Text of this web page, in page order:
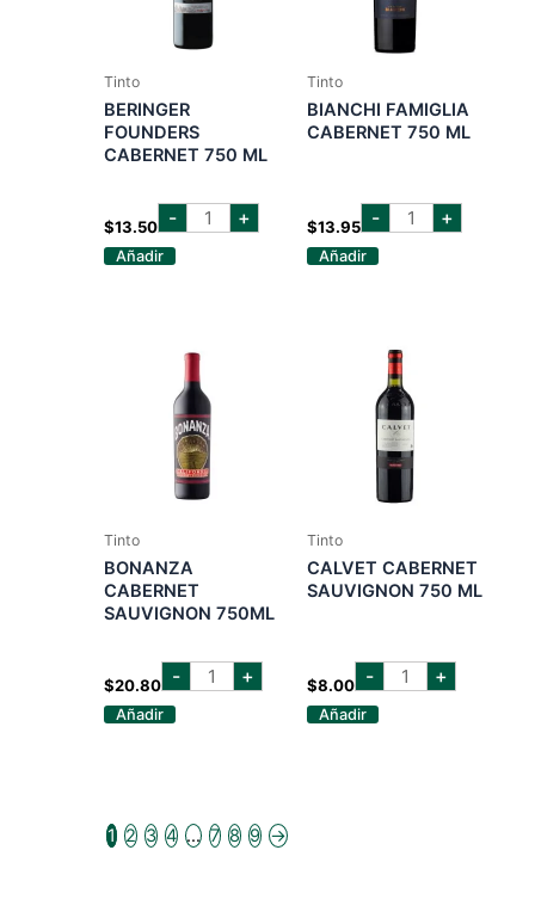
Tinto
BERINGER
FOUNDERS
CABERNET 750 ML
$13.50 - BERINGER
FOUNDERS
+
Añadir
Tinto
BIANCHI FAMIGLIA
CABERNET 750 ML
$13.95 - BIANCHI
FAMIGLIA
+
Añadir
Tinto
BONANZA
CABERNET
SAUVIGNON 750ML
$20.80 - bonanza
cabernet
+
Añadir
Tinto
CALVET CABERNET
SAUVIGNON 750 ML
$8.00 - calvet
cabernet
+
Añadir
1 2 3 4 … 7 8 9 →